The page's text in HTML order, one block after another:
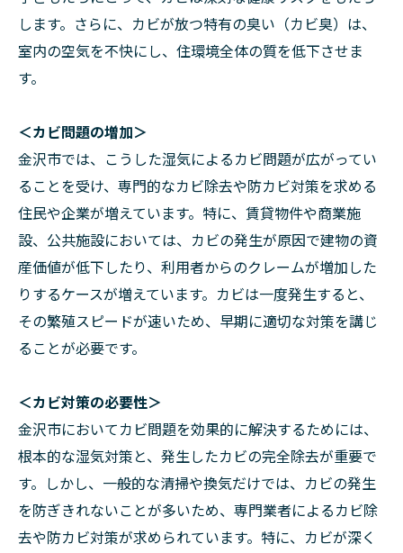
します。さらに、カビが放つ特有の臭い（カビ臭）は、
室内の空気を不快にし、住環境全体の質を低下させま
す。
＜カビ問題の増加＞
金沢市では、こうした湿気によるカビ問題が広がってい
ることを受け、専門的なカビ除去や防カビ対策を求める
住民や企業が増えています。特に、賃貸物件や商業施
設、公共施設においては、カビの発生が原因で建物の資
産価値が低下したり、利用者からのクレームが増加した
りするケースが増えています。カビは一度発生すると、
その繁殖スピードが速いため、早期に適切な対策を講じ
ることが必要です。
＜カビ対策の必要性＞
金沢市においてカビ問題を効果的に解決するためには、
根本的な湿気対策と、発生したカビの完全除去が重要で
す。しかし、一般的な清掃や換気だけでは、カビの発生
を防ぎきれないことが多いため、専門業者によるカビ除
去や防カビ対策が求められています。特に、カビが深く